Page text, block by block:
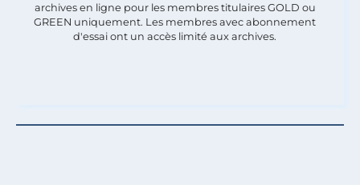
archives en ligne pour les membres titulaires GOLD ou
GREEN uniquement. Les membres avec abonnement
d'essai ont un accès limité aux archives.